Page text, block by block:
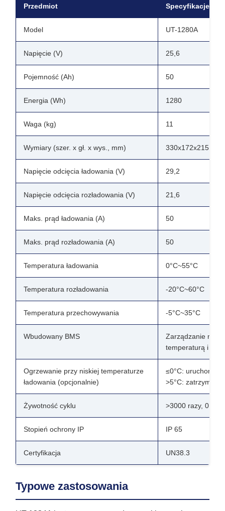
Przedmiot Specyfikacje
Model UT-1280A
Napięcie (V) 25,6
Pojemność (Ah) 50
Energia (Wh) 1280
Waga (kg) 11
Wymiary (szer. x gł. x wys., mm) 330x172x215, M8
Napięcie odcięcia ładowania (V) 29,2
Napięcie odcięcia rozładowania (V) 21,6
Maks. prąd ładowania (A) 50
Maks. prąd rozładowania (A) 50
Temperatura ładowania 0°C~55°C
Temperatura rozładowania -20°C~60°C
Temperatura przechowywania -5°C~35°C
Wbudowany BMS
Zarządzanie
temperaturą i
Ogrzewanie przy niskiej temperaturze
ładowania (opcjonalnie)
≤0°C: uruchom
>5°C: zatrzymaj
Żywotność cyklu >3000 razy, 0,5C,
Stopień ochrony IP IP 65
Certyfikacja UN38.3
Typowe zastosowania